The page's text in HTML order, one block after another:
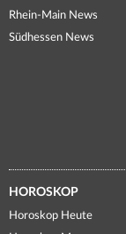
Rhein-Main News
Südhessen News
HOROSKOP
Horoskop Heute